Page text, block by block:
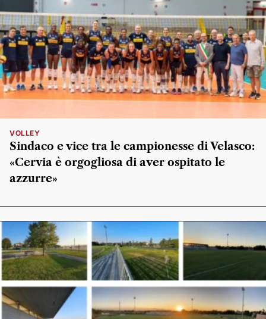
VOLLEY
Sindaco e vice tra le campionesse di Velasco:
«Cervia è orgogliosa di aver ospitato le
azzurre»